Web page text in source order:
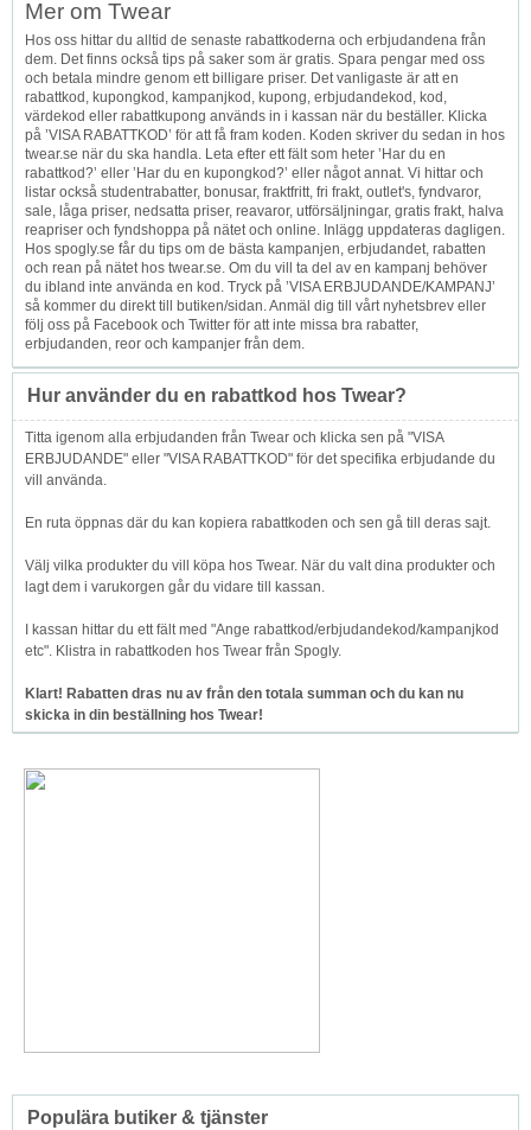
Mer om Twear
Hos oss hittar du alltid de senaste rabattkoderna och erbjudandena från
dem. Det finns också tips på saker som är gratis. Spara pengar med oss
och betala mindre genom ett billigare priser. Det vanligaste är att en
rabattkod, kupongkod, kampanjkod, kupong, erbjudandekod, kod,
värdekod eller rabattkupong används in i kassan när du beställer. Klicka
på ’VISA RABATTKOD’ för att få fram koden. Koden skriver du sedan in hos
twear.se när du ska handla. Leta efter ett fält som heter ’Har du en
rabattkod?’ eller ’Har du en kupongkod?’ eller något annat. Vi hittar och
listar också studentrabatter, bonusar, fraktfritt, fri frakt, outlet's, fyndvaror,
sale, låga priser, nedsatta priser, reavaror, utförsäljningar, gratis frakt, halva
reapriser och fyndshoppa på nätet och online. Inlägg uppdateras dagligen.
Hos spogly.se får du tips om de bästa kampanjen, erbjudandet, rabatten
och rean på nätet hos twear.se. Om du vill ta del av en kampanj behöver
du ibland inte använda en kod. Tryck på ’VISA ERBJUDANDE/KAMPANJ’
så kommer du direkt till butiken/sidan. Anmäl dig till vårt nyhetsbrev eller
följ oss på Facebook och Twitter för att inte missa bra rabatter,
erbjudanden, reor och kampanjer från dem.
Hur använder du en rabattkod hos Twear?
Titta igenom alla erbjudanden från Twear och klicka sen på "VISA
ERBJUDANDE" eller "VISA RABATTKOD" för det specifika erbjudande du
vill använda.
En ruta öppnas där du kan kopiera rabattkoden och sen gå till deras sajt.
Välj vilka produkter du vill köpa hos Twear. När du valt dina produkter och
lagt dem i varukorgen går du vidare till kassan.
I kassan hittar du ett fält med "Ange rabattkod/erbjudandekod/kampanjkod
etc". Klistra in rabattkoden hos Twear från Spogly.
Klart! Rabatten dras nu av från den totala summan och du kan nu
skicka in din beställning hos Twear!
Populära butiker & tjänster